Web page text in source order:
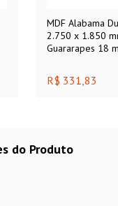
MDF Alabama
2.750 x 1.850
Guararapes 18
R$ 331,83
do Produto